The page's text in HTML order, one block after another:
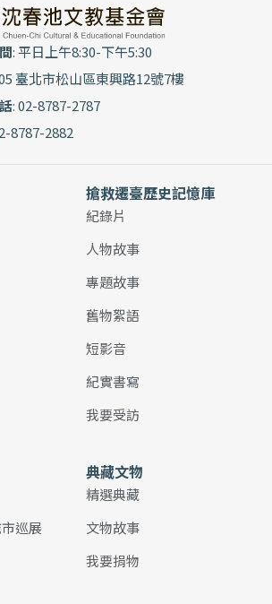
: 平日上午8:30-下午5:30
臺北市松山區東興路12號7樓
: 02-8787-2787
8787-2882
搶救遷臺歷史記憶庫
紀錄片
人物故事
專題故事
舊物絮語
短影音
紀實書寫
我要受訪
巡展
典藏文物
精選典藏
文物故事
我要捐物